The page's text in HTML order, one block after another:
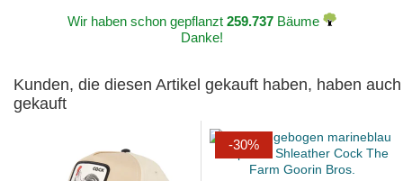
Wir haben schon gepflanzt 259.737Bäume
Danke!
Kunden, die diesen Artikel gekauft haben, haben auch
gekauft
-30%